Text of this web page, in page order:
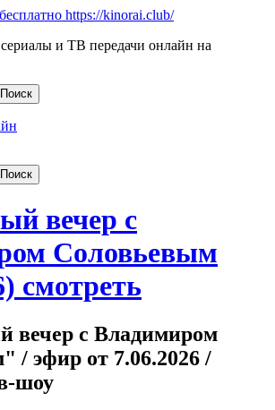
и ТВ передачи онлайн на
вечер с
Соловьевым
смотреть
вечер с Владимиром
/ эфир от 7.06.2026 /
шоу